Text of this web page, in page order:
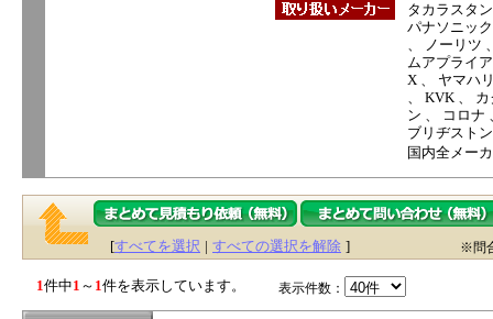
タカラスタ
パナソニッ
、 ノーリツ
ムアプライ
X 、 ヤマハ
、 KVK 、
ン 、 コロナ
ブリヂストン
国内全メー
[すべてを選択 | すべての選択を解除 ] ※問
1件中1 ～ 1件を表示しています。 表示件数：